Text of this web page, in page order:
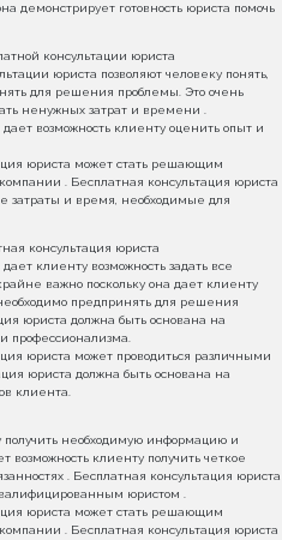
демонстрирует готовность юриста помочь
консультации юриста
юриста позволяют человеку понять,
для решения проблемы. Это очень
ненужных затрат и времени .
возможность клиенту оценить опыт и
юриста может стать решающим
. Бесплатная консультация юриста
затраты и время, необходимые для
консультация юриста
клиенту возможность задать все
важно поскольку она дает клиенту
предпринять для решения
юриста должна быть основана на
профессионализма.
юриста может проводиться различными
юриста должна быть основана на
клиента.
получить необходимую информацию и
возможность клиенту получить четкое
. Бесплатная консультация юриста
юристом .
юриста может стать решающим
. Бесплатная консультация юриста